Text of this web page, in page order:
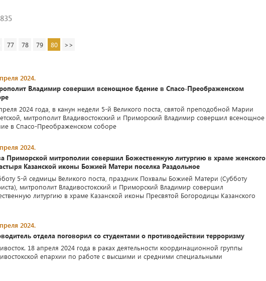
77 78 79 80 >>
2024.
Владимир совершил всенощное бдение в Спасо-Преображенском
2024 года, в канун недели 5-й Великого поста, святой преподобной Марии
митрополит Владивостокский и Приморский Владимир совершил всенощное
в Спасо-Преображенском соборе
2024.
Приморской митрополии совершил Божественную литургию в храме женского
Казанской иконы Божией Матери поселка Раздольное
5-й седмицы Великого поста, праздник Похвалы Божией Матери (Субботу
митрополит Владивостокский и Приморский Владимир совершил
литургию в храме Казанской иконы Пресвятой Богородицы Казанского
2024.
отдела поговорил со студентами о противодействии терроризму
18 апреля 2024 года в раках деятельности координационной группы
епархии по работе с высшими и средними специальными